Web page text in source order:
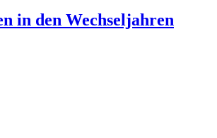
in den Wechseljahren